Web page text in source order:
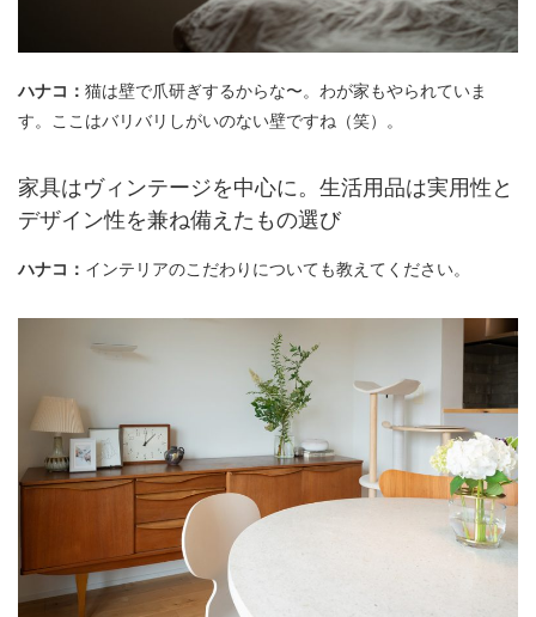
ハナコ： 猫は壁で爪研ぎするからな〜。わが家もやられていま
す。ここはバリバリしがいのない壁ですね（笑）。
家具はヴィンテージを中心に。生活用品は実用性と
デザイン性を兼ね備えたもの選び
ハナコ： インテリアのこだわりについても教えてください。